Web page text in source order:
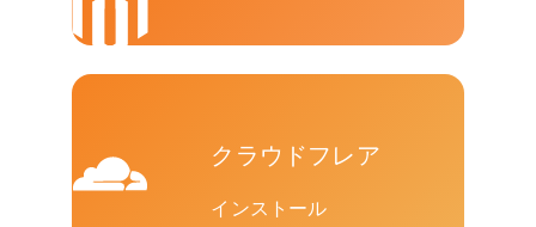
クラウドフレア
インストール